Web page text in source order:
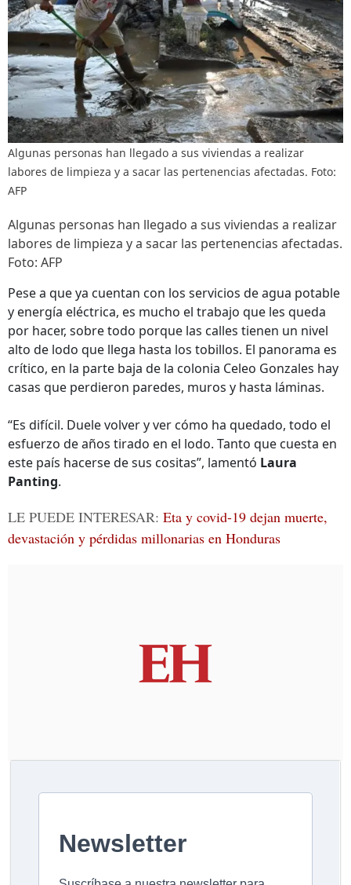
Algunas personas han llegado a sus viviendas a realizar
labores de limpieza y a sacar las pertenencias afectadas. Foto:
AFP
Algunas personas han llegado a sus viviendas a realizar
labores de limpieza y a sacar las pertenencias afectadas.
Foto: AFP
Pese a que ya cuentan con los servicios de agua potable
y energía eléctrica, es mucho el trabajo que les queda
por hacer, sobre todo porque las calles tienen un nivel
alto de lodo que llega hasta los tobillos. El panorama es
crítico, en la parte baja de la colonia Celeo Gonzales hay
casas que perdieron paredes, muros y hasta láminas.
“Es difícil. Duele volver y ver cómo ha quedado, todo el
esfuerzo de años tirado en el lodo. Tanto que cuesta en
este país hacerse de sus cositas”, lamentó Laura
Panting.
LE PUEDE INTERESAR: Eta y covid-19 dejan muerte,
devastación y pérdidas millonarias en Honduras